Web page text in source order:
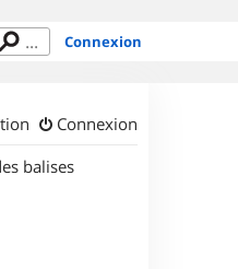
Connexion
Connexion
balises